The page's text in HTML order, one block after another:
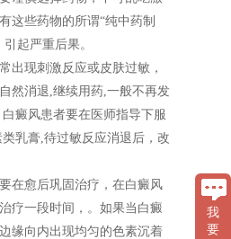
这些药物的所谓“纯中药制
起严重后果。
现刺激反应或皮肤过敏，
然消退,继续用药,一般不再发
癜风患者要在医师指导下服
乳膏,待过敏反应消退后，改
愈后巩固治疗，在白癜风
疗一段时间，。如果当白癜
缘向内出现均匀的色素沉着
我
要